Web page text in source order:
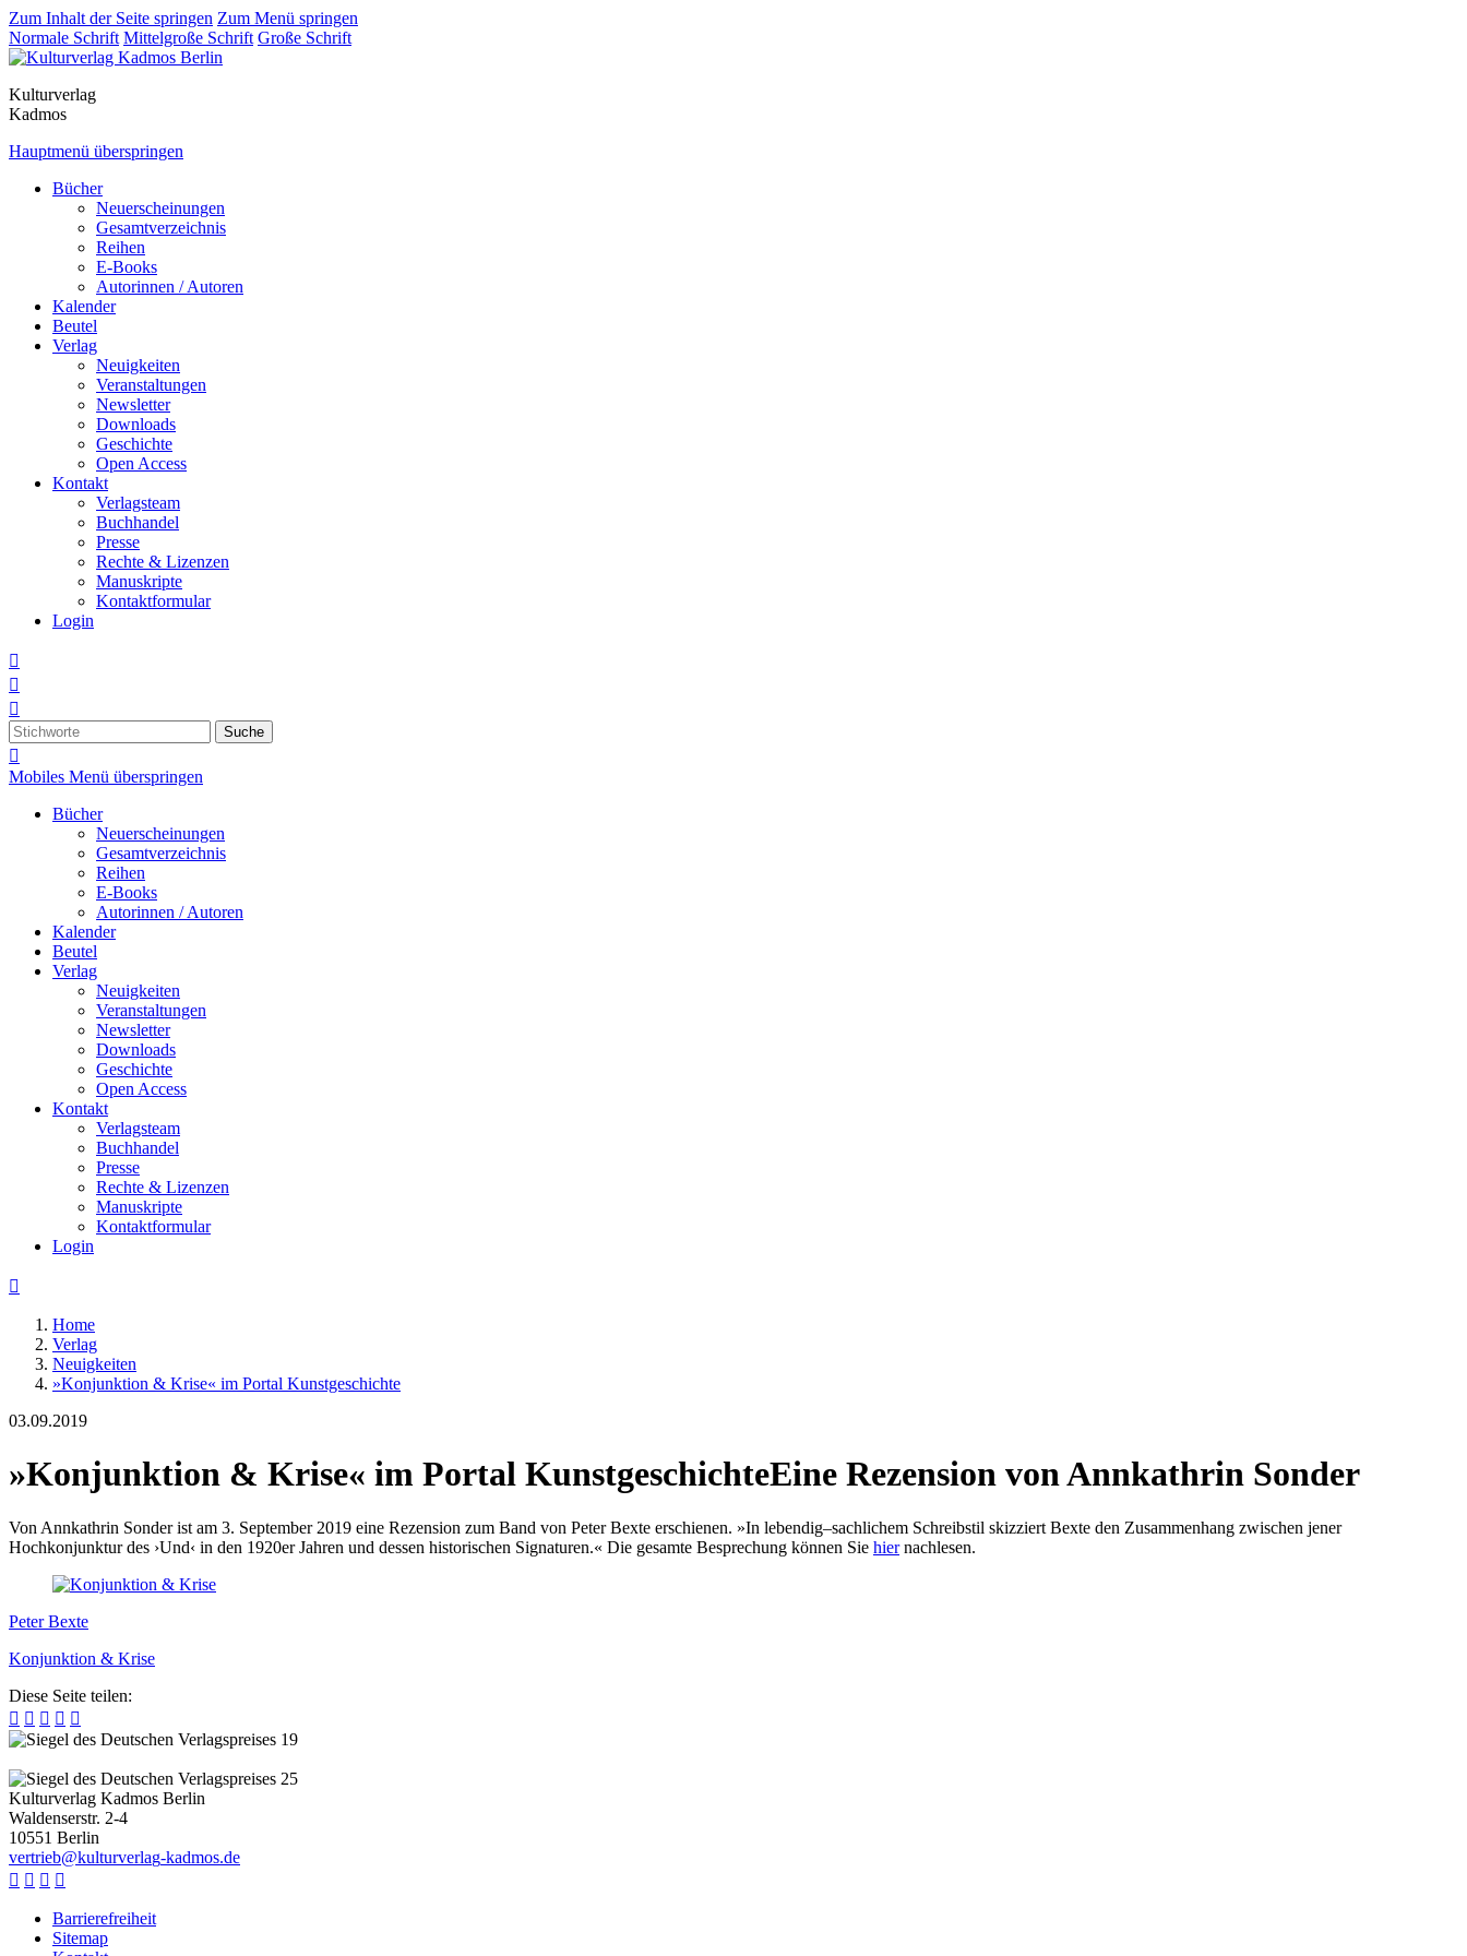
Zum Inhalt der Seite springen Zum Menü springen
Normale Schrift Mittelgroße Schrift Große Schrift
Kulturverlag
Kadmos
Hauptmenü überspringen
Bücher
Neuerscheinungen
Gesamtverzeichnis
Reihen
E-Books
Autorinnen / Autoren
Kalender
Beutel
Verlag
Neuigkeiten
Veranstaltungen
Newsletter
Downloads
Geschichte
Open Access
Kontakt
Verlagsteam
Buchhandel
Presse
Rechte & Lizenzen
Manuskripte
Kontaktformular
Login



Suche

Mobiles Menü überspringen
Bücher
Neuerscheinungen
Gesamtverzeichnis
Reihen
E-Books
Autorinnen / Autoren
Kalender
Beutel
Verlag
Neuigkeiten
Veranstaltungen
Newsletter
Downloads
Geschichte
Open Access
Kontakt
Verlagsteam
Buchhandel
Presse
Rechte & Lizenzen
Manuskripte
Kontaktformular
Login

Home
Verlag
Neuigkeiten
»Konjunktion & Krise« im Portal Kunstgeschichte
03.09.2019
»Konjunktion & Krise« im Portal KunstgeschichteEine Rezension von Annkathrin Sonder
Von Annkathrin Sonder ist am 3. September 2019 eine Rezension zum Band von Peter Bexte erschienen. »In lebendig–sachlichem Schreibstil skizziert Bexte den Zusammenhang zwischen jener
Hochkonjunktur des ›Und‹ in den 1920er Jahren und dessen historischen Signaturen.« Die gesamte Besprechung können Sie hiernachlesen.
Peter Bexte
Konjunktion & Krise
Diese Seite teilen:
    
Kulturverlag Kadmos Berlin
Waldenserstr. 2-4
10551 Berlin
vertrieb@kulturverlag-kadmos.de
   
Barrierefreiheit
Sitemap